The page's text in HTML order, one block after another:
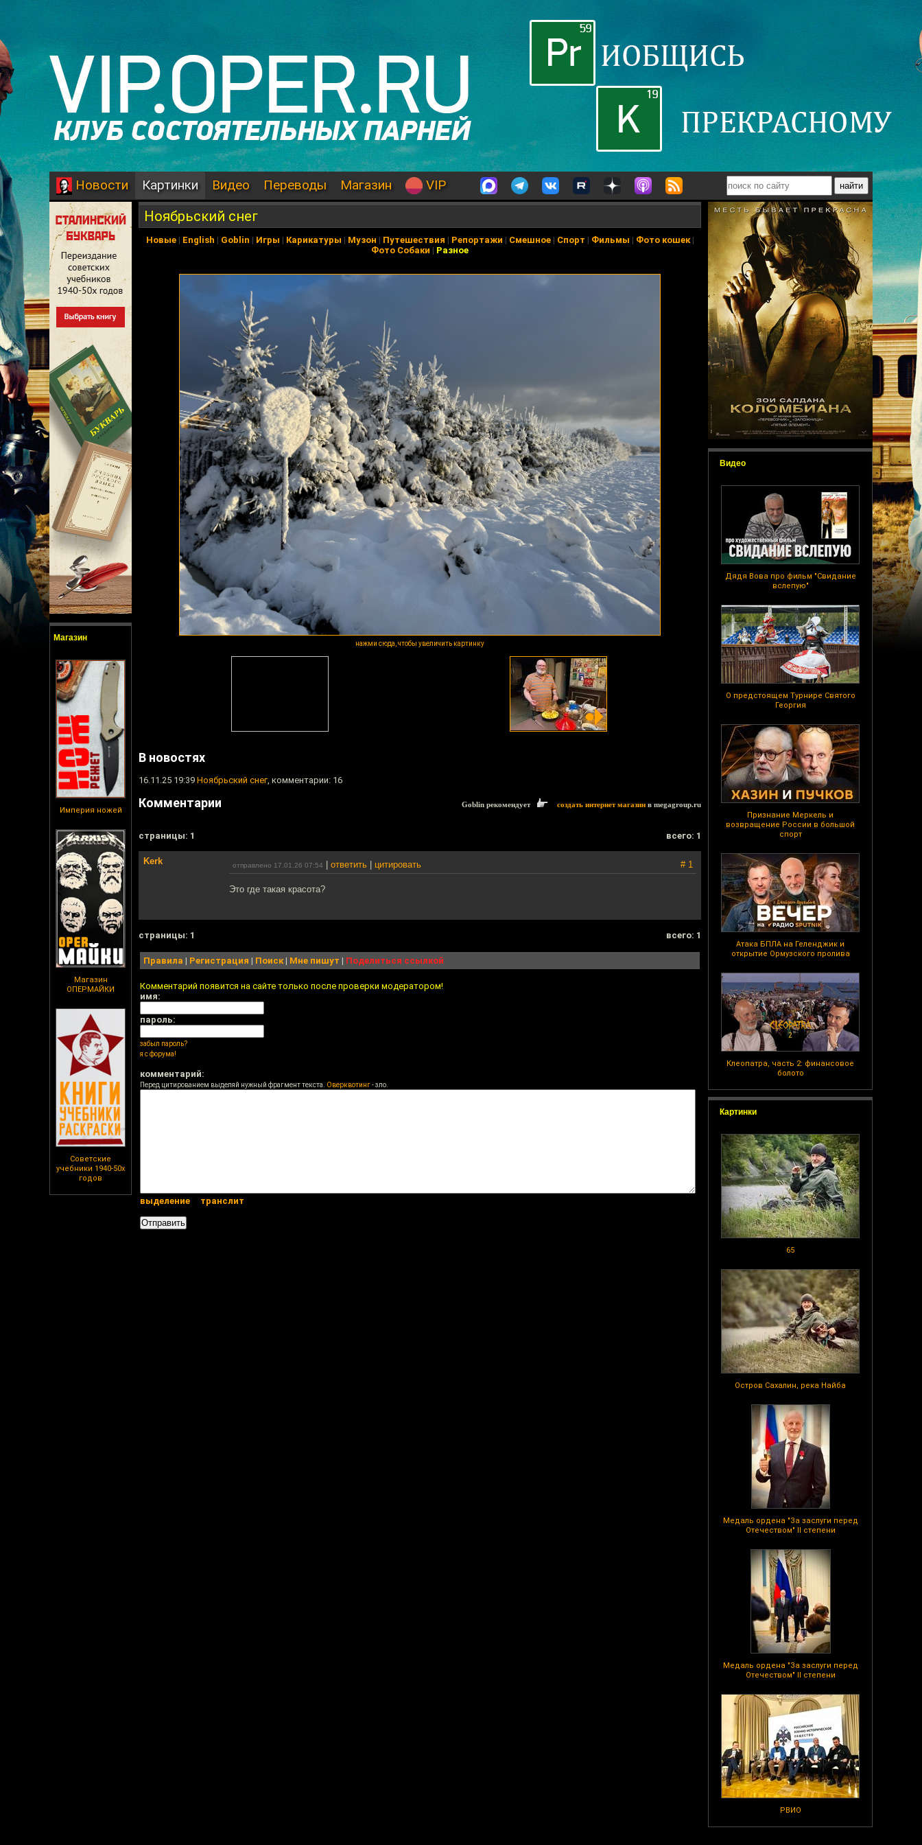
Новости Картинки Видео Переводы Магазин VIP
Магазин
Империя ножей
Магазин
ОПЕРМАЙКИ
Советские
учебники 1940-50х
годов
Видео
Дядя Вова про фильм "Свидание
вслепую"
О предстоящем Турнире Святого
Георгия
Признание Меркель и
возвращение России в большой
спорт
Атака БПЛА на Геленджик и
открытие Ормузского пролива
Клеопатра, часть 2: финансовое
болото
Картинки
65
Остров Сахалин, река Найба
Медаль ордена "За заслуги перед
Отечеством" II степени
Медаль ордена "За заслуги перед
Отечеством" II степени
РВИО
Ноябрьский снег
Новые| English | Goblin | Игры | Карикатуры | Музон | Путешествия | Репортажи | Смешное| Спорт | Фильмы | Фото кошек|
Фото Собаки | Разное
нажми сюда, чтобы увеличить картинку
В новостях
16.11.25 19:39 Ноябрьский снег, комментарии: 16
Комментарии Goblin рекомендует создать интернет магазин в megagroup.ru
cтраницы: 1 всего: 1
Kerk отправлено 17.01.26 07:54 ответить цитировать # 1
Это где такая красота?
cтраницы: 1 всего: 1
Правила | Регистрация | Поиск| Мне пишут | Поделиться ссылкой
Комментарий появится на сайте только после проверки модератором!
имя:
пароль:
забыл пароль?
я с форума!
комментарий:
Перед цитированием выделяй нужный фрагмент текста. Оверквотинг- зло.
выделение транслит